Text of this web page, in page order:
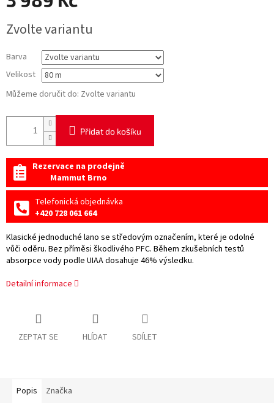
cena:
Zvolte variantu
Barva
Velikost
Můžeme doručit do: Zvolte variantu
Přidat do košíku
Rezervace na prodejně
Mammut Brno
Telefonická objednávka
+420 728 061 664
Klasické jednoduché lano se středovým označením, které je odolné
vůči oděru. Bez příměsi škodlivého PFC. Během zkušebních testů
absorpce vody podle UIAA dosahuje 46% výsledku.
Detailní informace
ZEPTAT SE HLÍDAT SDÍLET
Popis Značka